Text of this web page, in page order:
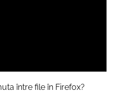
între file în Firefox?